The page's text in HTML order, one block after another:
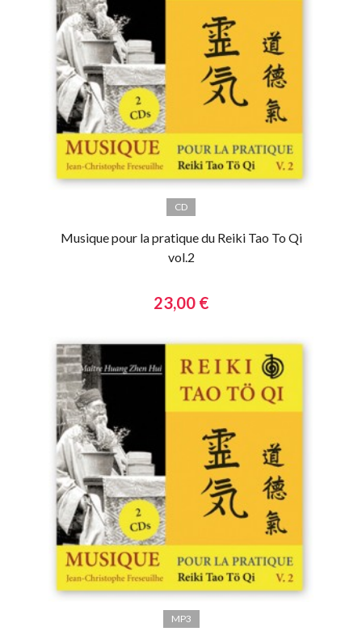
CD
Musique pour la pratique du Reiki Tao To Qi
vol.2
23,00 €
MP3